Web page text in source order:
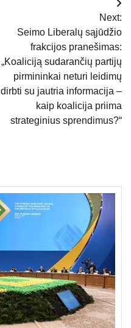
Next:
Seimo Liberalų sąjūdžio
frakcijos pranešimas:
„Koaliciją sudarančių partijų
pirmininkai neturi leidimų
dirbti su jautria informacija –
kaip koalicija priima
strateginius sprendimus?“